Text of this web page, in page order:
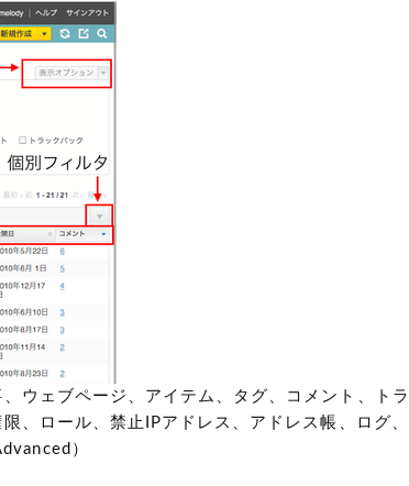
ウェブページ、アイテム、タグ、コメント、ト
、ロール、禁止IPアドレス、アドレス帳、ログ
）